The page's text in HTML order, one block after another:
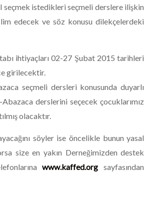
seçmek istedikleri seçmeli derslere ilişkin
edecek ve söz konusu dilekçelerdeki
ihtiyaçları 02-27 Şubat 2015 tarihleri
girilecektir.
seçmeli dersleri konusunda duyarlı
derslerini seçecek çocuklarımız
olacaktır.
söyler ise öncelikle bunun yasal
size en yakın Derneğimizden destek
www.kaffed.org sayfasından